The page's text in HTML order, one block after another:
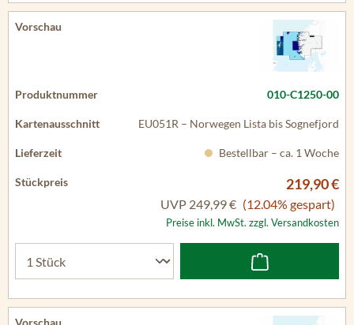
010-C1250-00
EU051R – Norwegen Lista bis Sognefjord
Bestellbar – ca. 1 Woche
219,90 €
UVP 249,99 € (12.04% gespart)
Preise inkl. MwSt. zzgl. Versandkosten